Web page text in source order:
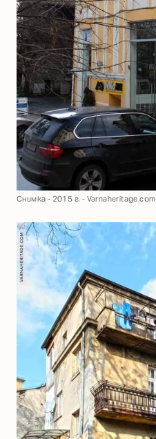
Снимка - 2015 г. - Varnaheritage.com